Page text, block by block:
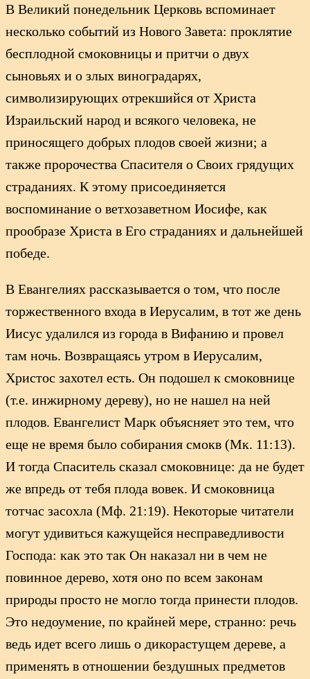
В Великий понедельник Церковь вспоминает
несколько событий из Нового Завета: проклятие
бесплодной смоковницы и притчи о двух
сыновьях и о злых виноградарях,
символизирующих отрекшийся от Христа
Израильский народ и всякого человека, не
приносящего добрых плодов своей жизни; а
также пророчества Спасителя о Своих грядущих
страданиях. К этому присоединяется
воспоминание о ветхозаветном Иосифе, как
прообразе Христа в Его страданиях и дальнейшей
победе.
В Евангелиях рассказывается о том, что после
торжественного входа в Иерусалим, в тот же день
Иисус удалился из города в Вифанию и провел
там ночь. Возвращаясь утром в Иерусалим,
Христос захотел есть. Он подошел к смоковнице
(т.е. инжирному дереву), но не нашел на ней
плодов. Евангелист Марк объясняет это тем, что
еще не время было собирания смокв (Мк. 11:13).
И тогда Спаситель сказал смоковнице: да не будет
же впредь от тебя плода вовек. И смоковница
тотчас засохла (Мф. 21:19). Некоторые читатели
могут удивиться кажущейся несправедливости
Господа: как это так Он наказал ни в чем не
повинное дерево, хотя оно по всем законам
природы просто не могло тогда принести плодов.
Это недоумение, по крайней мере, странно: речь
ведь идет всего лишь о дикорастущем дереве, а
применять в отношении бездушных предметов